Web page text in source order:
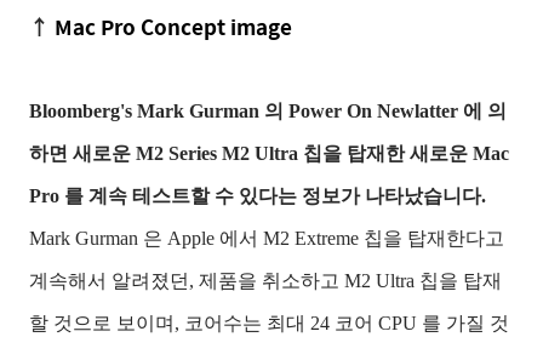
↑ Mac Pro Concept image
Bloomberg's Mark Gurman 의 Power On Newlatter 에 의
하면 새로운 M2 Series M2 Ultra 칩을 탑재한 새로운 Mac
Pro 를 계속 테스트할 수 있다는 정보가 나타났습니다.
Mark Gurman 은 Apple 에서 M2 Extreme 칩을 탑재한다고
계속해서 알려졌던, 제품을 취소하고 M2 Ultra 칩을 탑재
할 것으로 보이며, 코어수는 최대 24 코어 CPU 를 가질 것